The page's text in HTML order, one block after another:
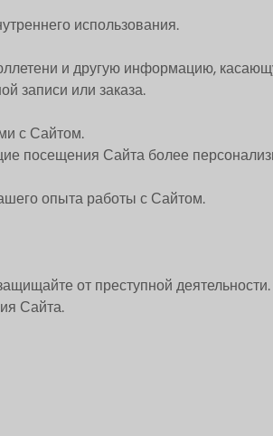
использования.
и другую информацию,
записи или заказа.
с Сайтом.
посещения Сайта более
опыта работы с Сайтом.
от преступной деятельности.
Сайта.